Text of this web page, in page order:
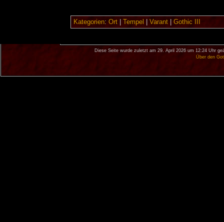
Kategorien: Ort| Tempel Varant| Gothic III
Diese Seite wurde zuletzt am 29. April 2026 um 12:24 Uhr
Über den